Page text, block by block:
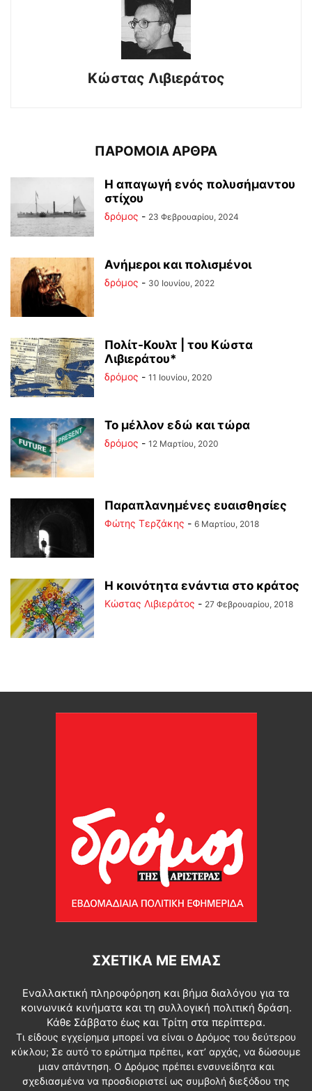
Κώστας Λιβιεράτος
ΠΑΡΟΜΟΙΑ ΑΡΘΡΑ
Η απαγωγή ενός πολυσήμαντου
στίχου
δρόμος - 23 Φεβρουαρίου, 2024
Ανήμεροι και πολισμένοι
δρόμος - 30 Ιουνίου, 2022
Πολίτ-Κουλτ | του Κώστα
Λιβιεράτου*
δρόμος - 11 Ιουνίου, 2020
Το μέλλον εδώ και τώρα
δρόμος - 12 Μαρτίου, 2020
Παραπλανημένες ευαισθησίες
Φώτης Τερζάκης - 6 Μαρτίου, 2018
Η κοινότητα ενάντια στο κράτος
Κώστας Λιβιεράτος - 27 Φεβρουαρίου, 2018
ΣΧΕΤΙΚΆ ΜΕ ΕΜΆΣ
Εναλλακτική πληροφόρηση και βήμα διαλόγου για τα
κοινωνικά κινήματα και τη συλλογική πολιτική δράση.
Κάθε Σάββατο έως και Τρίτη στα περίπτερα.
Τι είδους εγχείρημα μπορεί να είναι ο Δρόμος του δεύτερου
κύκλου; Σε αυτό το ερώτημα πρέπει, κατ’ αρχάς, να δώσουμε
μιαν απάντηση. Ο Δρόμος πρέπει ενσυνείδητα και
σχεδιασμένα να προσδιοριστεί ως συμβολή διεξόδου της